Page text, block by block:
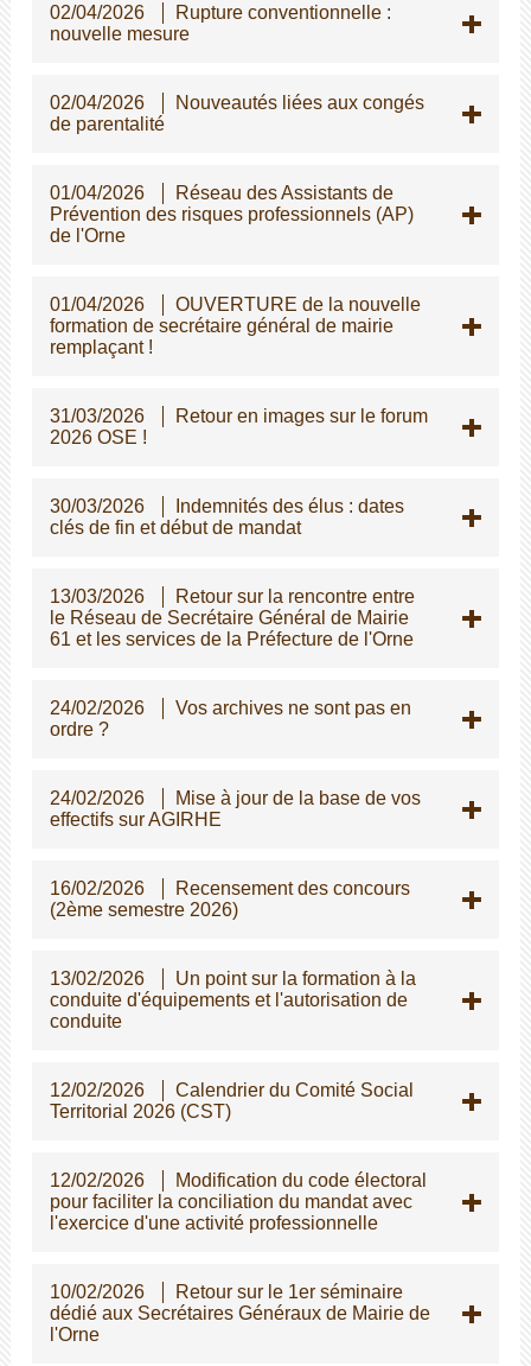
02/04/2026
Rupture conventionnelle :
nouvelle mesure
02/04/2026
Nouveautés liées aux congés
de parentalité
01/04/2026
Réseau des Assistants de
Prévention des risques professionnels (AP)
de l'Orne
01/04/2026
OUVERTURE de la nouvelle
formation de secrétaire général de mairie
remplaçant !
31/03/2026
Retour en images sur le forum
2026 OSE !
30/03/2026
Indemnités des élus : dates
clés de fin et début de mandat
13/03/2026
Retour sur la rencontre entre
le Réseau de Secrétaire Général de Mairie
61 et les services de la Préfecture de l'Orne
24/02/2026
Vos archives ne sont pas en
ordre ?
24/02/2026
Mise à jour de la base de vos
effectifs sur AGIRHE
16/02/2026
Recensement des concours
(2ème semestre 2026)
13/02/2026
Un point sur la formation à la
conduite d'équipements et l'autorisation de
conduite
12/02/2026
Calendrier du Comité Social
Territorial 2026 (CST)
12/02/2026
Modification du code électoral
pour faciliter la conciliation du mandat avec
l'exercice d'une activité professionnelle
10/02/2026
Retour sur le 1er séminaire
dédié aux Secrétaires Généraux de Mairie de
l'Orne